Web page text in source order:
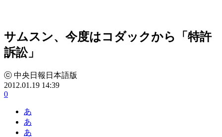
サムスン、今度はコダックから「特許
訴訟」
ⓒ 中央日報日本語版
2012.01.19 14:39
0
あ
あ
あ